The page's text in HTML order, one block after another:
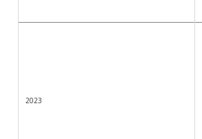
2023